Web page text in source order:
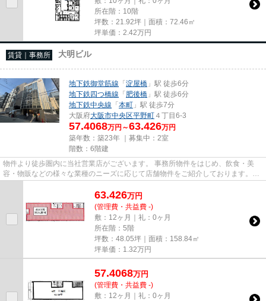
所在階：10階
坪数：21.92坪｜面積：72.46㎡
坪単価： 2.42万円
賃貸｜事務所 大明ビル
地下鉄御堂筋線 「淀屋橋 」駅 徒歩6分
地下鉄四つ橋線 「肥後橋 」駅 徒歩6分
地下鉄中央線 「本町 」駅 徒歩7分
大阪府大阪市中央区平野町 ４丁目6-3
57.4068万円～63.426万円
築年数：築23年 ｜募集中： 2室
階数：6階建
物件より徒歩圏内に当社営業店がございます。 事務所物件をはじめ、飲食・美
容・物販などの様々な業種のニーズに応じて店舗物件をご紹介しております。
尚、弊社ではおとり広告は一切...
63.426万円
(管理費・共益費 -)
敷：12ヶ月｜礼：0ヶ月
所在階：5階
坪数：48.05坪｜面積：158.84㎡
坪単価： 1.32万円
57.4068万円
(管理費・共益費 -)
敷：12ヶ月｜礼：0ヶ月